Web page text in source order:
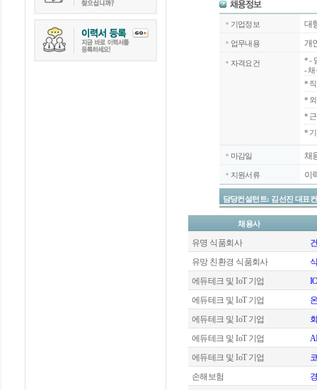
기업정보 대
업무내용 개
자격요건 *-
-
*
*
*
*
마감일 채
지원서류 이
담당컨설턴트: 김선진 대표
채용사
유명 식품회사
유망 친환경 식품회사
에듀테크 및 IoT 기업
에듀테크 및 IoT 기업
에듀테크 및 IoT 기업
에듀테크 및 IoT 기업
에듀테크 및 IoT 기업
손해보험